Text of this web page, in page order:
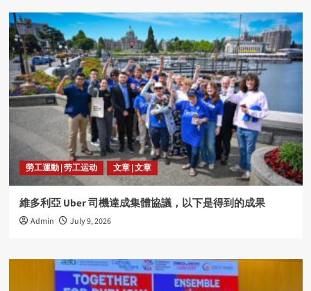
勞工運動 | 劳工运动 文章 | 文章
維多利亞 Uber 司機達成集體協議，以下是得到的成果
Admin July 9, 2026